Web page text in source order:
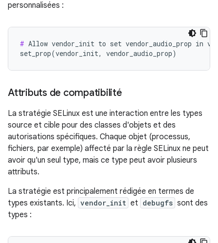
personnalisées :
# Allow vendor_init to set vendor_audio_prop in
set_prop(vendor_init, vendor_audio_prop)
Attributs de compatibilité
La stratégie SELinux est une interaction entre les types
source et cible pour des classes d'objets et des
autorisations spécifiques. Chaque objet (processus,
fichiers, par exemple) affecté par la règle SELinux ne peut
avoir qu'un seul type, mais ce type peut avoir plusieurs
attributs.
La stratégie est principalement rédigée en termes de
types existants. Ici, vendor_init et debugfs sont des
types :